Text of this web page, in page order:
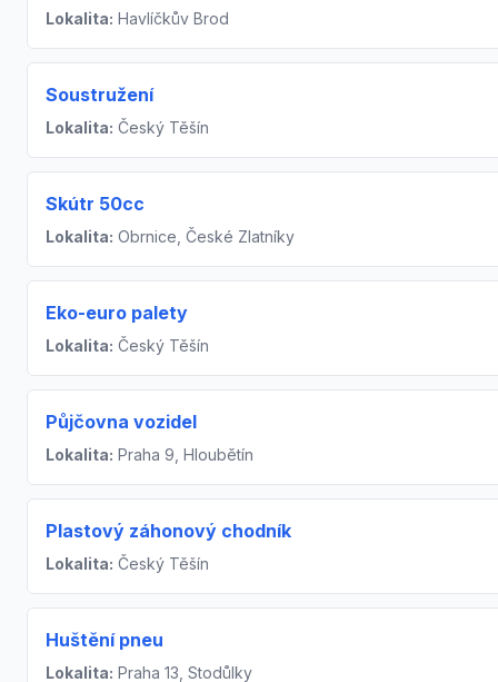
Lokalita: Havlíčkův Brod
Soustružení
Lokalita: Český Těšín
Skútr 50cc
Lokalita: Obrnice, České Zlatníky
Eko-euro palety
Lokalita: Český Těšín
Půjčovna vozidel
Lokalita: Praha 9, Hloubětín
Plastový záhonový chodník
Lokalita: Český Těšín
Huštění pneu
Lokalita: Praha 13, Stodůlky